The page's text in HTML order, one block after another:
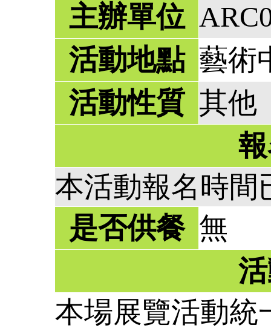
主辦單位
活動地點 藝術
活動性質 其他
本活動報名時間
是否供餐 無
本場展覽活動統